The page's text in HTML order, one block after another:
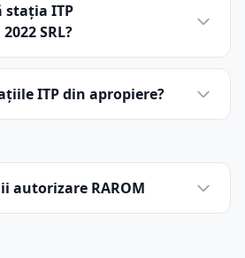
stația ITP
SRL?
ITP din apropiere?
autorizare RAROM